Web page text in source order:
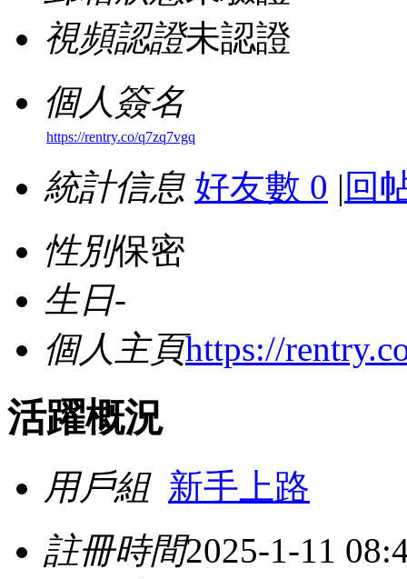
視頻認證未認證
個人簽名
https://rentry.co/q7zq7vgq
統計信息 好友數 0 | 回
性別保密
生日-
個人主頁https://
活躍概況
用戶組 新手上路
註冊時間2025-1-11